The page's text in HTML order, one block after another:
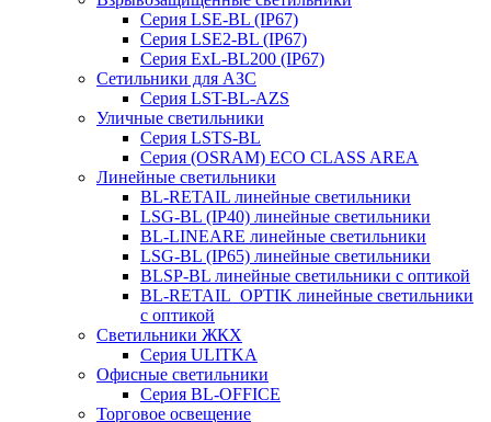
Серия LSE-BL (IP67)
Серия LSE2-BL (IP67)
Серия ExL-BL200 (IP67)
Сетильники для АЗС
Серия LST-BL-AZS
Уличные светильники
Серия LSTS-BL
Серия (ОSRAM) ECO CLASS AREA
Линейные светильники
BL-RETAIL линейные светильники
LSG-BL (IP40) линейные светильники
BL-LINEARE линейные светильники
LSG-BL (IP65) линейные светильники
BLSP-BL линейные светильники с оптикой
BL-RETAIL_OPTIK линейные светильники
с оптикой
Светильники ЖКХ
Серия ULITKA
Офисные светильники
Серия BL-OFFICE
Торговое освещение